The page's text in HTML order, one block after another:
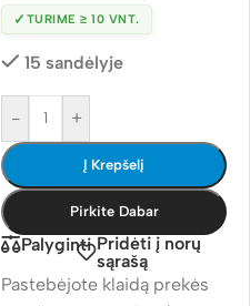
✓ TURIME ≥ 10 VNT.
15 sandėlyje
- +
Į Krepšelį
Pirkite Dabar
Palyginti Pridėti į norų
sąrašą
Pastebėjote klaidą prekės